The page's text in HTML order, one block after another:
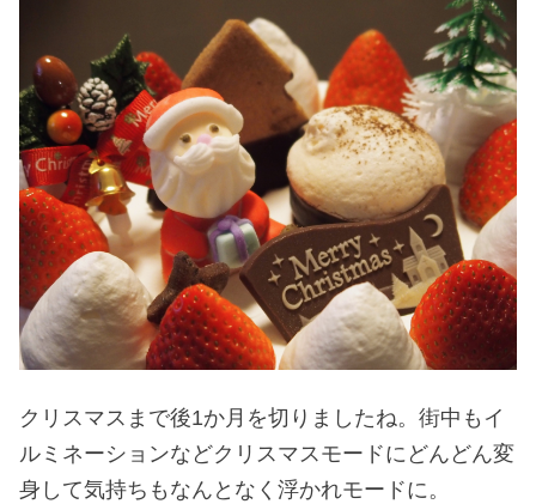
クリスマスまで後1か月を切りましたね。街中もイ
ルミネーションなどクリスマスモードにどんどん変
身して気持ちもなんとなく浮かれモードに。